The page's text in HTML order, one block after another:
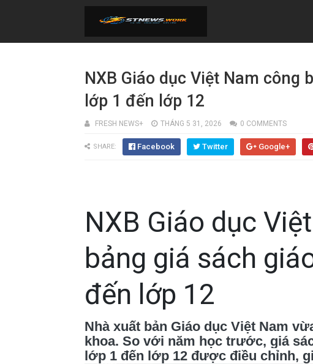
NXB Giáo dục Việt Nam công
lớp 1 đến lớp 12
FRESH NEWS+ THÁNG 5 31, 2026 0 COMMENTS
SHARE: Facebook Twitter Google+
NXB Giáo dục
bảng giá sách
đến lớp 12
Nhà xuất bản Giáo dục Việt Nam
khoa. So với năm học trước, giá
lớp 1 đến lớp 12 được điều chỉnh,